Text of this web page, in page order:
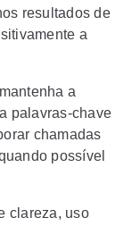
resultados de
a
a
palavras-chave
chamadas
possível
clareza, uso